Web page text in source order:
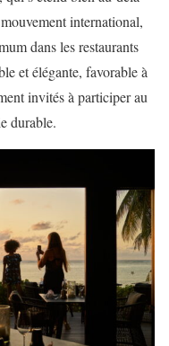
international,
dans les restaurants
et élégante, favorable à
invités à participer au
durable.